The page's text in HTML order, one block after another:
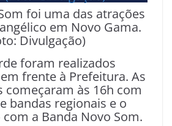
foi uma das atrações
em Novo Gama.
Divulgação)
foram realizados
frente à Prefeitura. As
começaram às 16h com
bandas regionais e o
a Banda Novo Som.